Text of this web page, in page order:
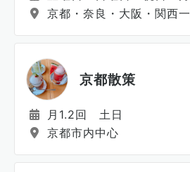
京都・奈良・大阪・関西
京都散策
月1.2回 土日
京都市内中心